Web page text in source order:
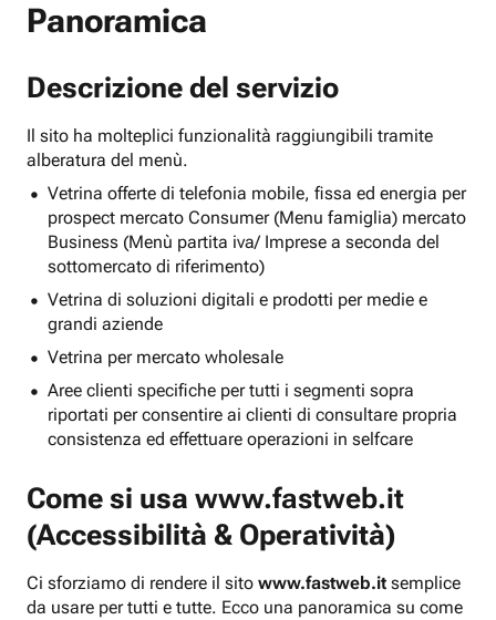
Panoramica
Descrizione del servizio
Il sito ha molteplici funzionalità raggiungibili tramite
alberatura del menù.
Vetrina offerte di telefonia mobile, fissa ed energia per
prospect mercato Consumer (Menu famiglia) mercato
Business (Menù partita iva/ Imprese a seconda del
sottomercato di riferimento)
Vetrina di soluzioni digitali e prodotti per medie e
grandi aziende
Vetrina per mercato wholesale
Aree clienti specifiche per tutti i segmenti sopra
riportati per consentire ai clienti di consultare propria
consistenza ed effettuare operazioni in selfcare
Come si usa www.fastweb.it
(Accessibilità & Operatività)
Ci sforziamo di rendere il sito www.fastweb.it semplice
da usare per tutti e tutte. Ecco una panoramica su come